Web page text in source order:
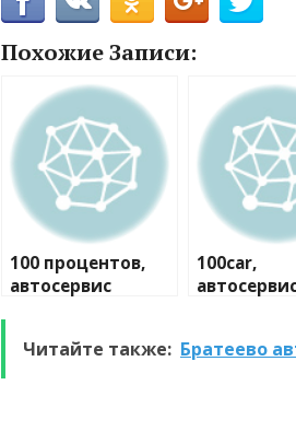
Похожие Записи:
100 процентов,
автосервис
100car,
Читайте также: Братеево